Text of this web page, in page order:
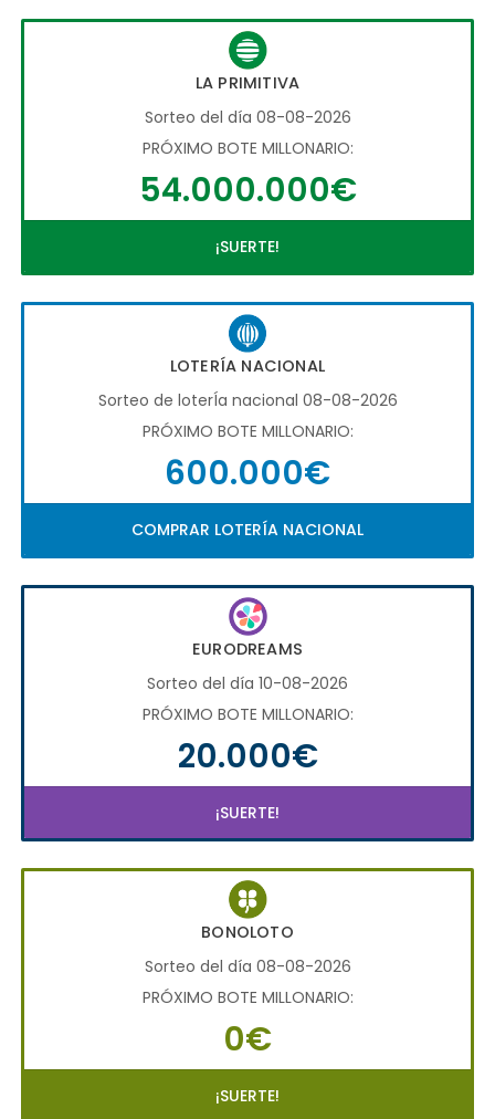
LA PRIMITIVA
Sorteo del día 08-08-2026
PRÓXIMO BOTE MILLONARIO:
54.000.000€
¡SUERTE!
LOTERÍA NACIONAL
Sorteo de loterÍa nacional 08-08-2026
PRÓXIMO BOTE MILLONARIO:
600.000€
COMPRAR LOTERÍA NACIONAL
EURODREAMS
Sorteo del día 10-08-2026
PRÓXIMO BOTE MILLONARIO:
20.000€
¡SUERTE!
BONOLOTO
Sorteo del día 08-08-2026
PRÓXIMO BOTE MILLONARIO:
0€
¡SUERTE!